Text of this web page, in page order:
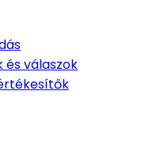
és válaszok